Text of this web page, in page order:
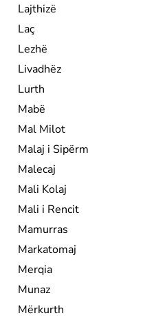
Lajthizë
Laç
Lezhë
Livadhëz
Lurth
Mabë
Mal Milot
Malaj i Sipërm
Malecaj
Mali Kolaj
Mali i Rencit
Mamurras
Markatomaj
Merqia
Munaz
Mërkurth